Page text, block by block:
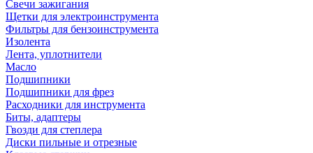
Свечи зажигания
Щетки для электроинструмента
Фильтры для бензоинструмента
Изолента
Лента, уплотнители
Масло
Подшипники
Подшипники для фрез
Расходники для инструмента
Биты, адаптеры
Гвозди для степлера
Диски пильные и отрезные